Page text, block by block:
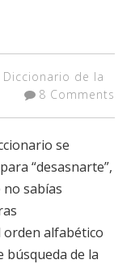
Diccionario de la
8 Comments
se
“desasnarte”,
sabías
orden alfabético
búsqueda de la